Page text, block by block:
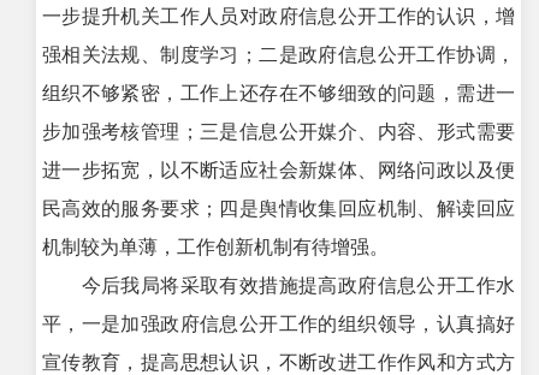
一步提升机关工作人员对政府信息公开工作的认识，增
强相关法规、制度学习；二是政府信息公开工作协调，
组织不够紧密，工作上还存在不够细致的问题，需进一
步加强考核管理；三是信息公开媒介、内容、形式需要
进一步拓宽，以不断适应社会新媒体、网络问政以及便
民高效的服务要求；四是舆情收集回应机制、解读回应
机制较为单薄，工作创新机制有待增强。
今后我局将采取有效措施提高政府信息公开工作水
平，一是加强政府信息公开工作的组织领导，认真搞好
宣传教育，提高思想认识，不断改进工作作风和方式方